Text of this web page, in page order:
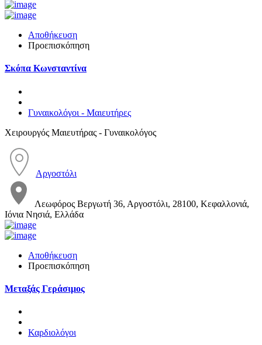
Αποθήκευση
Προεπισκόπηση
Σκόπα Κωνσταντίνα
Γυναικολόγοι - Μαιευτήρες
Χειρουργός Μαιευτήρας - Γυναικολόγος
Αργοστόλι
Λεωφόρος Βεργωτή 36, Αργοστόλι, 28100, Κεφαλλονιά,
Ιόνια Νησιά, Ελλάδα
Αποθήκευση
Προεπισκόπηση
Μεταξάς Γεράσιμος
Καρδιολόγοι